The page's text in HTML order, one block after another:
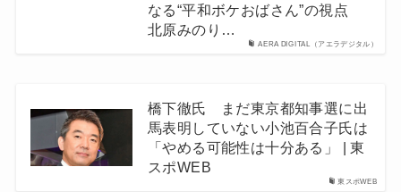
AERA DIGITAL（アエラデジタル）
なる“平和ボケおばさん”の視点
北原みのり…
東スポWEB
橋下徹氏 まだ東京都知事選に出
馬表明していない小池百合子氏は
「やめる可能性は十分ある」 | 東
スポWEB